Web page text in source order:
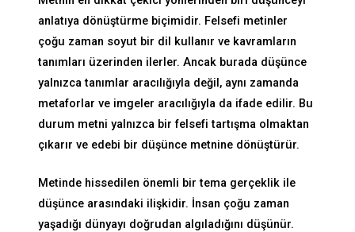
anlatıya dönüştürme biçimidir. Felsefi metinler
çoğu zaman soyut bir dil kullanır ve kavramların
tanımları üzerinden ilerler. Ancak burada düşünce
yalnızca tanımlar aracılığıyla değil, aynı zamanda
metaforlar ve imgeler aracılığıyla da ifade edilir. Bu
durum metni yalnızca bir felsefi tartışma olmaktan
çıkarır ve edebi bir düşünce metnine dönüştürür.
Metinde hissedilen önemli bir tema gerçeklik ile
düşünce arasındaki ilişkidir. İnsan çoğu zaman
yaşadığı dünyayı doğrudan algıladığını düşünür.